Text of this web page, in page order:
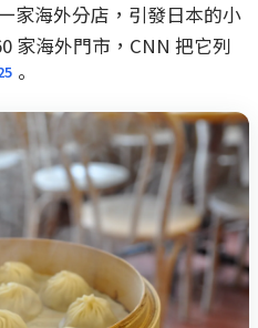
家海外分店，引發日本的小
家海外門市，CNN 把它列
。